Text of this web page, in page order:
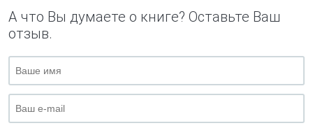
А что Вы думаете о книге? Оставьте Ваш
отзыв.